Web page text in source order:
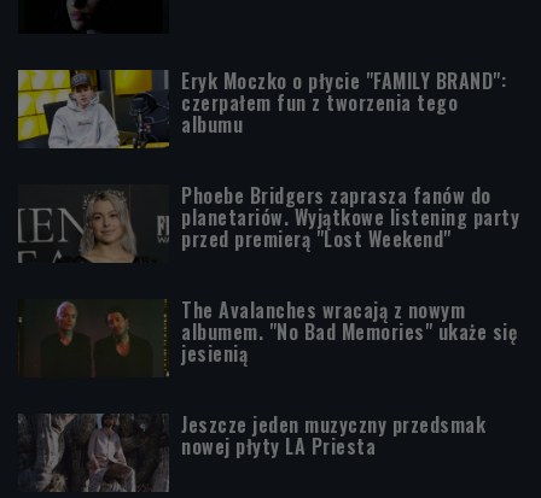
Eryk Moczko o płycie "FAMILY BRAND":
czerpałem fun z tworzenia tego
albumu
Phoebe Bridgers zaprasza fanów do
planetariów. Wyjątkowe listening party
przed premierą "Lost Weekend"
The Avalanches wracają z nowym
albumem. "No Bad Memories" ukaże się
jesienią
Jeszcze jeden muzyczny przedsmak
nowej płyty LA Priesta